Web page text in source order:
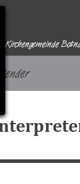
Kirchengemeinde